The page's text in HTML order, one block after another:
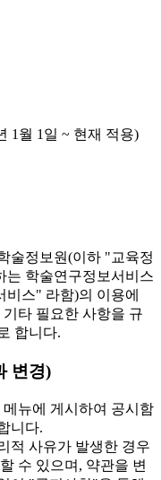
1월 1일 ~ 현재 적용)
술정보원(이하 "교육정
는 학술연구정보서비스
스" 라함)의 이용에
타 필요한 사항을 규
합니다.
변경)
뉴에 게시하여 공시함
니다.
적 사유가 발생한 경우
수 있으며, 약관을 변